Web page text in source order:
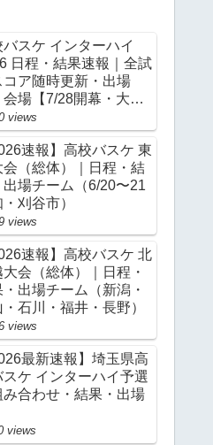
バスケ インターハイ
日程・結果速報｜全試
コア随時更新・出場
会場【7/28開幕・大
views
速報】高校バスケ 東
会（総体）｜日程・結
出場チーム（6/20〜21
刈谷市）
views
速報】高校バスケ 北
会（総体）｜日程・
出場チーム（新潟・
石川・福井・長野）
views
最新速報】埼玉県高
スケ インターハイ予選
み合わせ・結果・出場
views